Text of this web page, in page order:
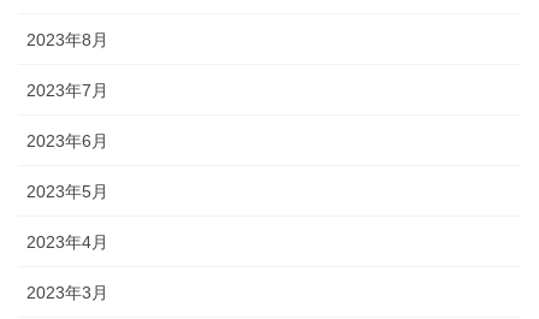
2023年8月
2023年7月
2023年6月
2023年5月
2023年4月
2023年3月